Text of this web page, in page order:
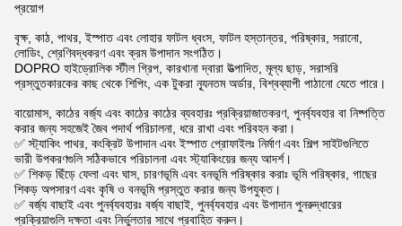
প্রয়োগ
বৃক্ষ, কাঠ, পাথর, ইস্পাত এবং লোহার ফাটল ধ্বংস, ফাটল হস্তান্তর, পরিষ্কার, সরানো,
লোডিং, শ্রেণিবদ্ধকরণ এবং ক্রম উপাদান সংগঠিত।
DOPRO হাইড্রোলিক স্টীল গ্রিপ, কারখানা দ্বারা উত্পাদিত, মূল্য ছাড়, সরাসরি
প্রস্তুতকারকের কাছ থেকে শিপিং, এক টুকরা ন্যূনতম অর্ডার, বিশ্বব্যাপী পাঠানো যেতে পারে।
বায়োমাস, কাঠের বর্জ্য এবং কাঠের কাঠের ব্যবহারঃ প্রক্রিয়াজাতকরণ, পুনর্ব্যবহার বা নিষ্পত্তি
করার জন্য সহজেই জৈব পদার্থ পরিচালনা, ধরে রাখা এবং পরিবহন করা।
✅ স্ট্যাকিং পাথর, কংক্রিট উপাদান এবং ইস্পাত প্রোফাইলঃ নির্মাণ এবং শিল্প সাইটগুলিতে
ভারী উপকরণগুলি সঠিকভাবে পরিচালনা এবং স্ট্যাকিংয়ের জন্য আদর্শ।
✅ শিকড় ছিঁড়ে ফেলা এবং ঘাস, চারণভূমি এবং বনভূমি পরিষ্কার করাঃ ভূমি পরিষ্কার, গাছের
শিকড় অপসারণ এবং কৃষি ও বনভূমি প্রস্তুত করার জন্য উপযুক্ত।
✅ বর্জ্য বাছাই এবং পুনর্ব্যবহারঃ বর্জ্য বাছাই, পুনর্ব্যবহার এবং উপাদান পুনরুদ্ধারের
প্রক্রিয়াগুলি দক্ষতা এবং নির্ভুলতার সাথে প্রবাহিত করুন।